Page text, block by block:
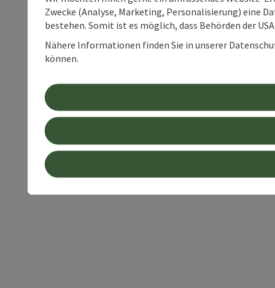
Zwecke (Analyse, Marketing, Personalisierung) eine
bestehen. Somit ist es möglich, dass Behörden der
Nähere Informationen finden Sie in unserer
können.